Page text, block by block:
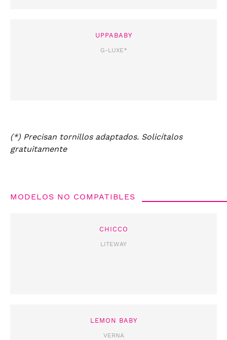
UPPABABY
G-LUXE*
(*) Precisan tornillos adaptados. Solicítalos
gratuitamente
MODELOS NO COMPATIBLES
CHICCO
LITEWAY
LEMON BABY
VERNA